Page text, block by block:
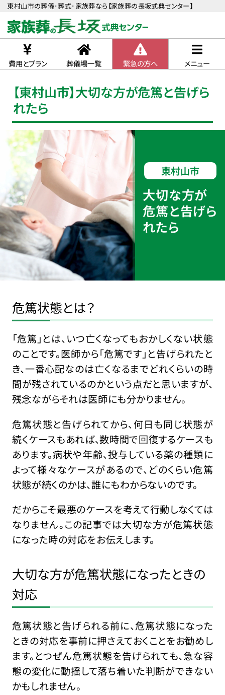
東村山市の葬儀･葬式･家族葬なら【家族葬の長坂式典センター】
費用とプラン 葬儀場一覧 緊急の方へ メニュー
【東村山市】大切な方が危篤と告げら
れたら
東村山市
大切な方が
危篤と告げら
れたら
危篤状態とは？
「危篤」とは、いつ亡くなってもおかしくない状態
のことです。医師から「危篤です」と告げられたと
き、一番心配なのは亡くなるまでどれくらいの時
間が残されているのかという点だと思いますが、
残念ながらそれは医師にも分かりません。
危篤状態と告げられてから、何日も同じ状態が
続くケースもあれば、数時間で回復するケースも
あります。病状や年齢、投与している薬の種類に
よって様々なケースがあるので、どのくらい危篤
状態が続くのかは、誰にもわからないのです。
だからこそ最悪のケースを考えて行動しなくては
なりません。この記事では大切な方が危篤状態
になった時の対応をお伝えします。
大切な方が危篤状態になったときの
対応
危篤状態と告げられる前に、危篤状態になった
ときの対応を事前に押さえておくことをお勧めし
ます。とつぜん危篤状態を告げられても、急な容
態の変化に動揺して落ち着いた判断ができない
かもしれません。